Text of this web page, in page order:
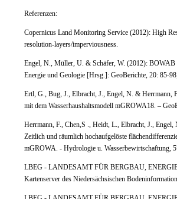
Referenzen:
Copernicus Land Monitoring Service (2012): High
resolution-layers/imperviousness.
Engel, N., Müller, U. & Schäfer, W. (2012): BOWAB
Energie und Geologie [Hrsg.]: GeoBerichte, 20: 85-
Ertl, G., Bug, J., Elbracht, J., Engel, N. & Herrmann,
mit dem Wasserhaushaltsmodell mGROWA18. –
Herrmann, F., Chen,S ., Heidt, L., Elbracht, J.,
Zeitlich und räumlich hochaufgelöste
mGROWA. - Hydrologie u. Wasserbewirtschaftung,
LBEG - LANDESAMT FÜR BERGBAU, ENERGIE
Kartenserver des Niedersächsischen